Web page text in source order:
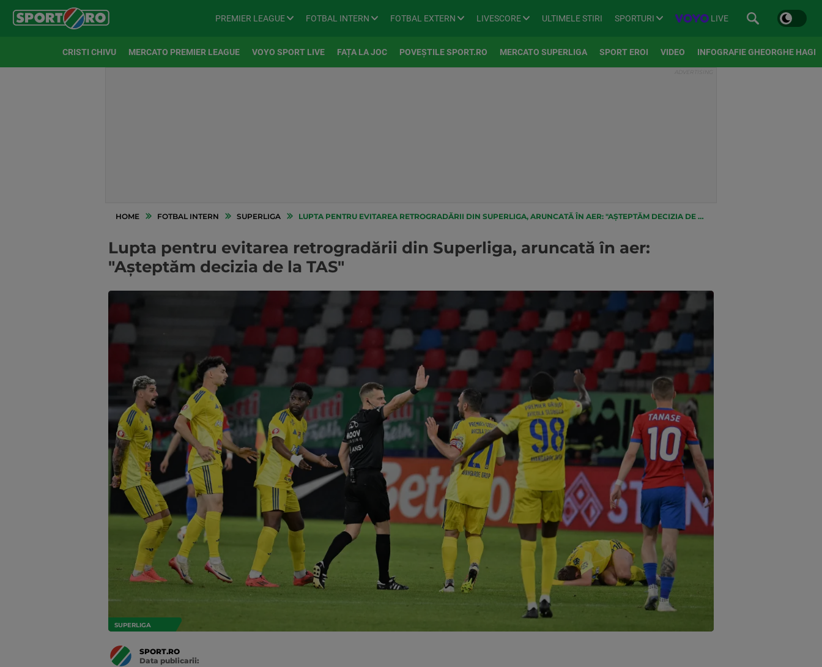
PREMIER LEAGUE FOTBAL INTERN FOTBAL EXTERN LIVESCORE ULTIMELE STIRI SPORTURI LIVE
CRISTI CHIVU MERCATO PREMIER LEAGUE VOYO SPORT LIVE FAȚA LA JOC POVEȘTILE SPORT.RO MERCATO SUPERLIGA SPORT EROI VIDEO INFOGRAFIE GHEORGHE HAGI
HOME FOTBAL INTERN SUPERLIGA LUPTA PENTRU EVITAREA RETROGRADĂRII DIN SUPERLIGA, ARUNCATĂ ÎN AER: "AȘTEPTĂM DECIZIA DE LA TAS"
Lupta pentru evitarea retrogradării din Superliga, aruncată în aer:
"Așteptăm decizia de la TAS"
SUPERLIGA
SPORT.RO
Data publicarii: